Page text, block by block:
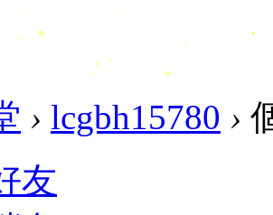
› lcgbh15780 ›
友